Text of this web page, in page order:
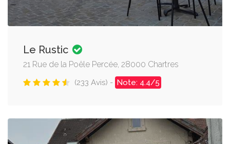
Le Rustic
21 Rue de la Poêle Percée, 28000 Chartres
(233 Avis) - Note: 4.4/5